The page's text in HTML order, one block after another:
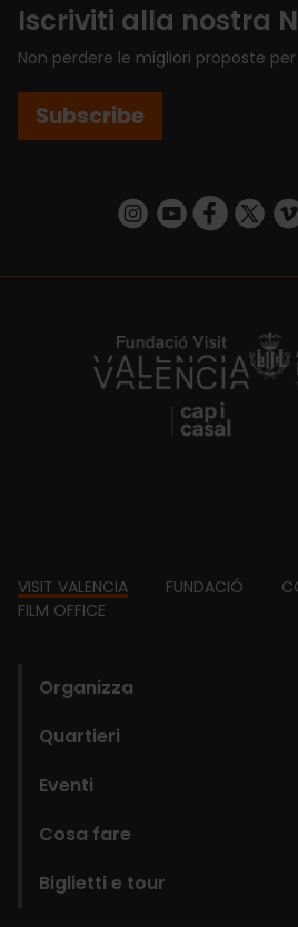
Iscriviti alla nostra
Non perdere le migliori proposte
Subscribe
https://https://https://https://
https://
Footer
VISIT VALENCIA FUNDACIÓ
FILM OFFICE
Organizza
Quartieri
Eventi
Cosa fare
Biglietti e tour